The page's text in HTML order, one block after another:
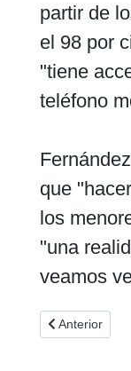
partir de
el 98 por
"tiene
teléfono
que
los
"una
veamos
Artículo
Anterior